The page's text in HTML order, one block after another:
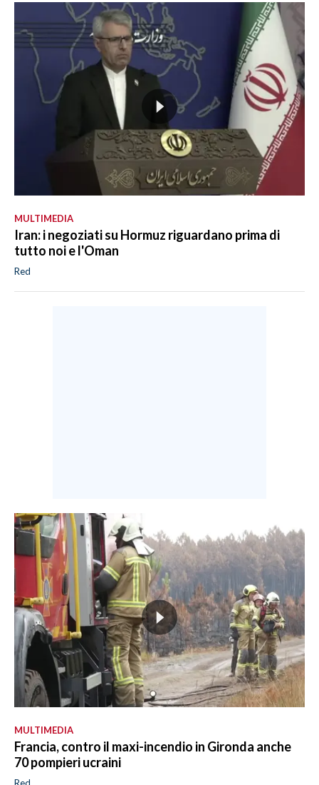
MULTIMEDIA
Iran: i negoziati su Hormuz riguardano prima di
tutto noi e l'Oman
Red
MULTIMEDIA
Francia, contro il maxi-incendio in Gironda anche
70 pompieri ucraini
Red